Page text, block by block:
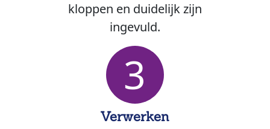
kloppen en duidelijk zijn
ingevuld.
3
Verwerken